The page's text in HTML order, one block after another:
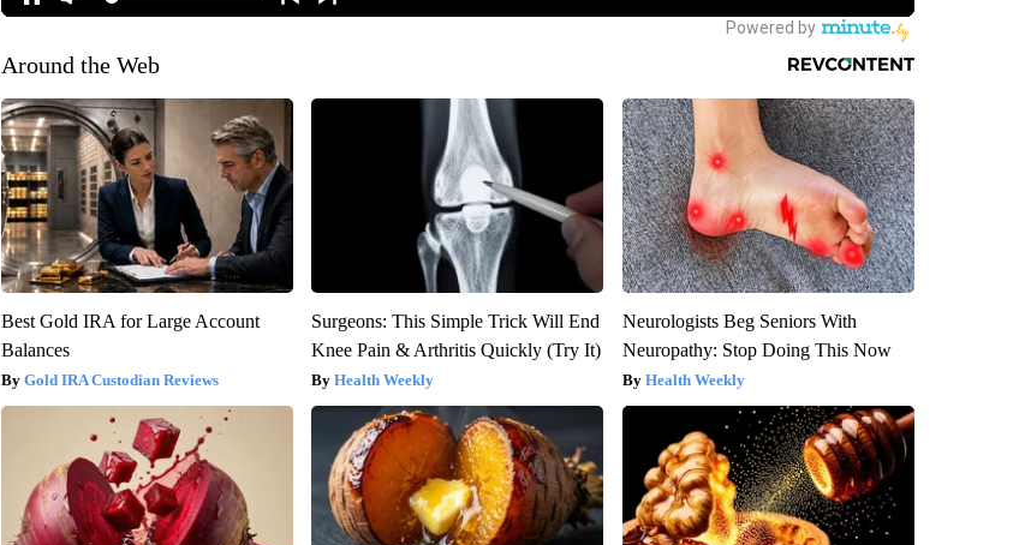
Around the Web
Best Gold IRA for Large Account
Balances
Gold IRA Custodian Reviews
Surgeons: This Simple Trick Will End
Knee Pain & Arthritis Quickly (Try It)
Health Weekly
Neurologists Beg Seniors With
Neuropathy: Stop Doing This Now
Health Weekly